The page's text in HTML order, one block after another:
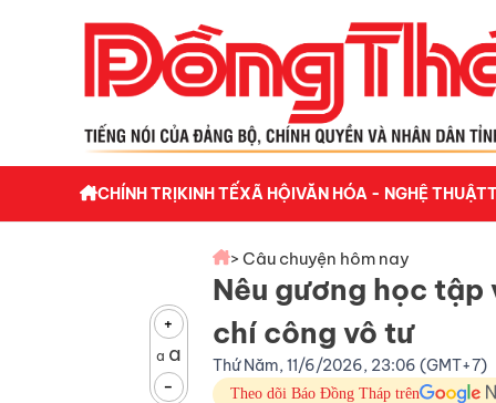
CHÍNH TRỊKINH TẾXÃ HỘIVĂN HÓA - NGHỆ THUẬT
+
a a
-
> Câu chuyện hôm nay
Nêu gương học
chí công vô tư
Thứ Năm, 11/6/2026, 23:06 (GMT+7)
Theo dõi Báo Đồng Tháp trên